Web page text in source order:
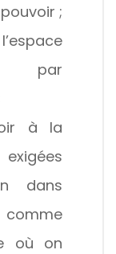
;
par
à la
dans
où on